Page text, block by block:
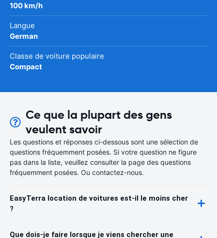
100 km/h
Langue
German
Classe de voiture populaire
Compact
Ce que la plupart des gens
veulent savoir
Les questions et réponses ci-dessous sont une sélection de
questions fréquemment posées. Si votre question ne figure
pas dans la liste, veuillez consulter la page des questions
fréquemment posées. Ou contactez-nous.
EasyTerra location de voitures est-il le moins cher
?
Que dois-je faire lorsque je viens chercher une